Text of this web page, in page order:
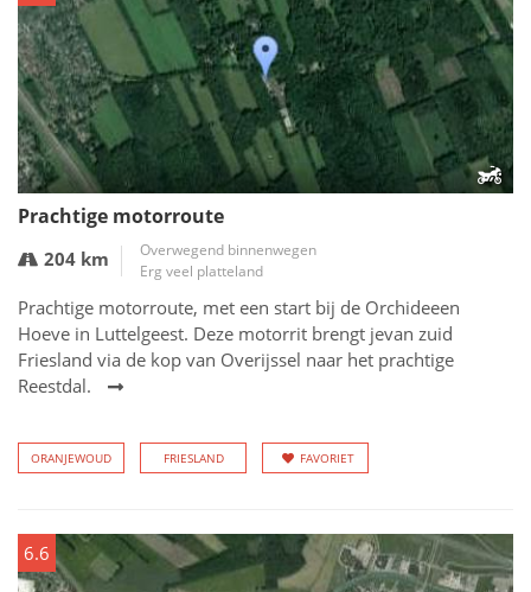
Prachtige motorroute
204 km
Overwegend binnenwegen
Erg veel platteland
Prachtige motorroute, met een start bij de Orchideeen
Hoeve in Luttelgeest. Deze motorrit brengt jevan zuid
Friesland via de kop van Overijssel naar het prachtige
Reestdal.
ORANJEWOUD FRIESLAND FAVORIET
6.6